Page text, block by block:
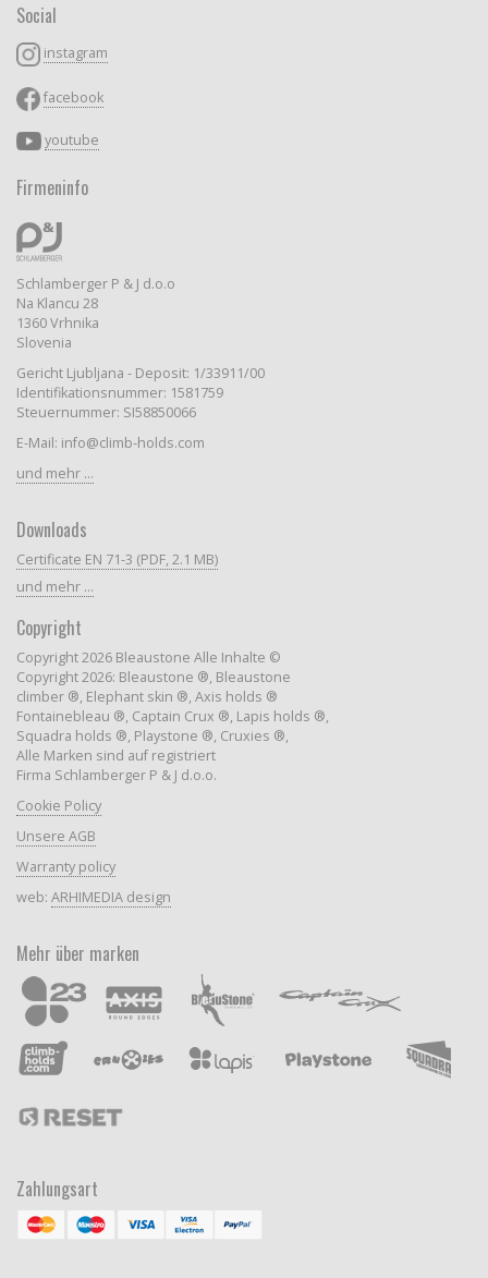
Social
instagram
facebook
youtube
Firmeninfo
Schlamberger P & J d.o.o
Na Klancu 28
1360 Vrhnika
Slovenia
Gericht Ljubljana - Deposit: 1/33911/00
Identifikationsnummer: 1581759
Steuernummer: SI58850066
E-Mail: info@climb-holds.com
und mehr ...
Downloads
Certificate EN 71-3 (PDF, 2.1 MB)
und mehr ...
Copyright
Copyright 2026 Bleaustone Alle Inhalte ©
Copyright 2026: Bleaustone ®, Bleaustone
climber ®, Elephant skin ®, Axis holds ®
Fontainebleau ®, Captain Crux ®, Lapis holds ®,
Squadra holds ®, Playstone ®, Cruxies ®,
Alle Marken sind auf registriert
Firma Schlamberger P & J d.o.o.
Cookie Policy
Unsere AGB
Warranty policy
web: ARHIMEDIA design
Mehr über marken
Zahlungsart